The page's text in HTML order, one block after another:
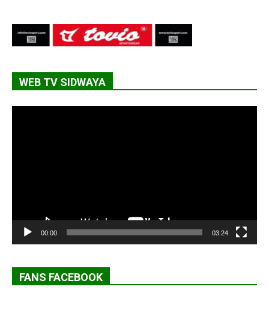
WEB TV SIDWAYA
00:00 03:24
FANS FACEBOOK